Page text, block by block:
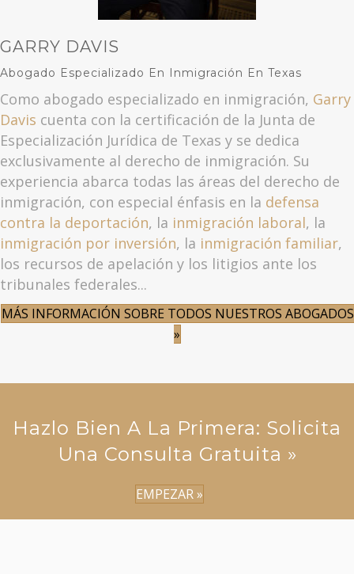
GARRY DAVIS
Abogado Especializado En Inmigración En Texas
Como abogado especializado en inmigración, Garry
Davis cuenta con la certificación de la Junta de
Especialización Jurídica de Texas y se dedica
exclusivamente al derecho de inmigración. Su
experiencia abarca todas las áreas del derecho de
inmigración, con especial énfasis en la defensa
contra la deportación, la inmigración laboral, la
inmigración por inversión, la inmigración familiar,
los recursos de apelación y los litigios ante los
tribunales federales...
MÁS INFORMACIÓN SOBRE TODOS NUESTROS ABOGADOS
»
Hazlo Bien A La Primera: Solicita
Una Consulta Gratuita »
EMPEZAR »